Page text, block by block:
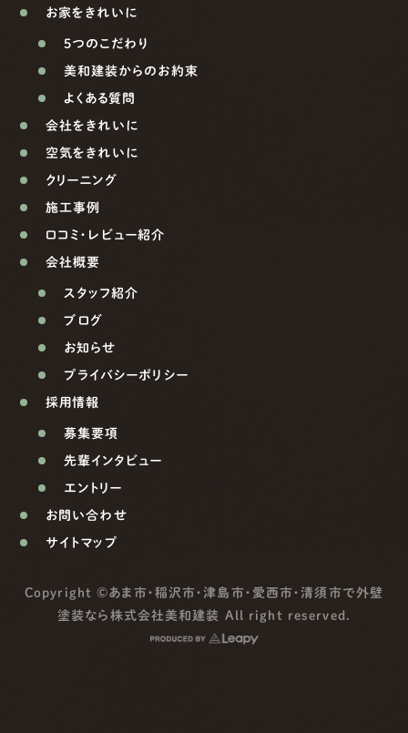
お家をきれいに
5つのこだわり
美和建装からのお約束
よくある質問
会社をきれいに
空気をきれいに
クリーニング
施工事例
口コミ・レビュー紹介
会社概要
スタッフ紹介
ブログ
お知らせ
プライバシーポリシー
採用情報
募集要項
先輩インタビュー
エントリー
お問い合わせ
サイトマップ
Copyright ©あま市・稲沢市・津島市・愛西市・清須市で外壁
塗装なら株式会社美和建装 All right reserved.